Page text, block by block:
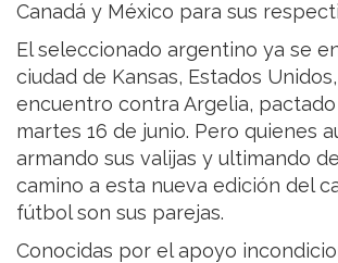
Canadá y México para sus
El seleccionado argentino ya se
ciudad de Kansas, Estados
encuentro contra Argelia,
martes 16 de junio. Pero quienes
armando sus valijas y ultimando
camino a esta nueva edición del
fútbol son sus parejas.
Conocidas por el apoyo